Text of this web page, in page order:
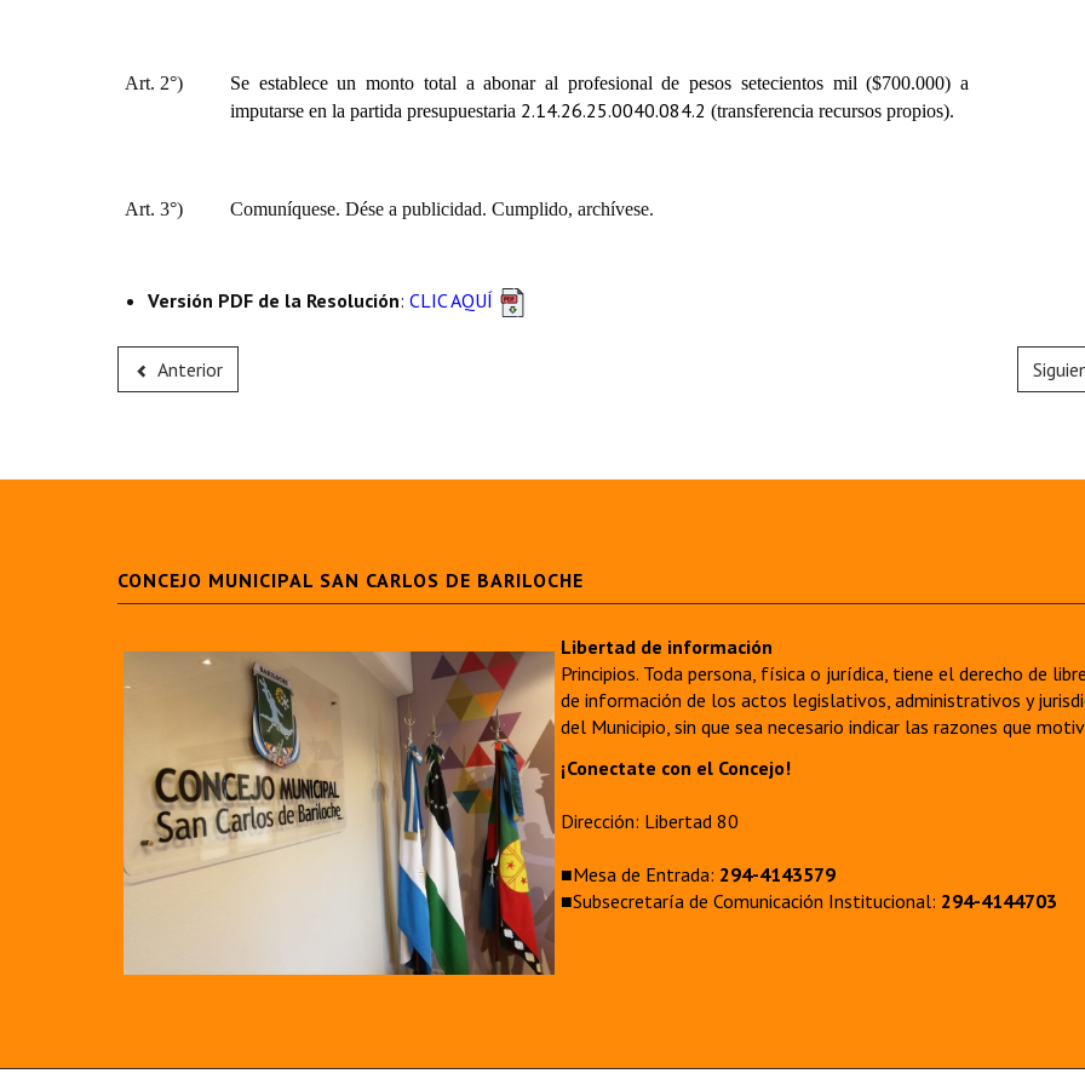
Art. 2°)
Se establece un monto total a abonar al profesional de pesos setecientos mil ($700.000) a
imputarse en la partida presupuestaria 2.14.26.25.0040.084.2 (transferencia recursos propios).
Art. 3°) Comuníquese. Dése a publicidad. Cumplido, archívese.
Versión PDF de la Resolución: CLIC AQUÍ
Anterior
CONCEJO MUNICIPAL SAN CARLOS DE BARILOCHE
Libertad de información
Principios. Toda persona, física o jurídica, tiene el derecho de
de información de los actos legislativos, administrativos y
del Municipio, sin que sea necesario indicar las razones que
¡Conectate con el Concejo!
Dirección: Libertad 80
■Mesa de Entrada: 294-4143579
■Subsecretaría de Comunicación Institucional: 294-4144703